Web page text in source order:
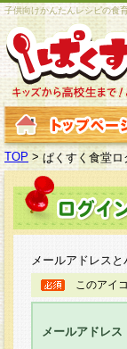
子供向けかんたんレシピの食
TOP > ぱくすく食堂ロ
メールアドレス
このアイ
メールアドレス